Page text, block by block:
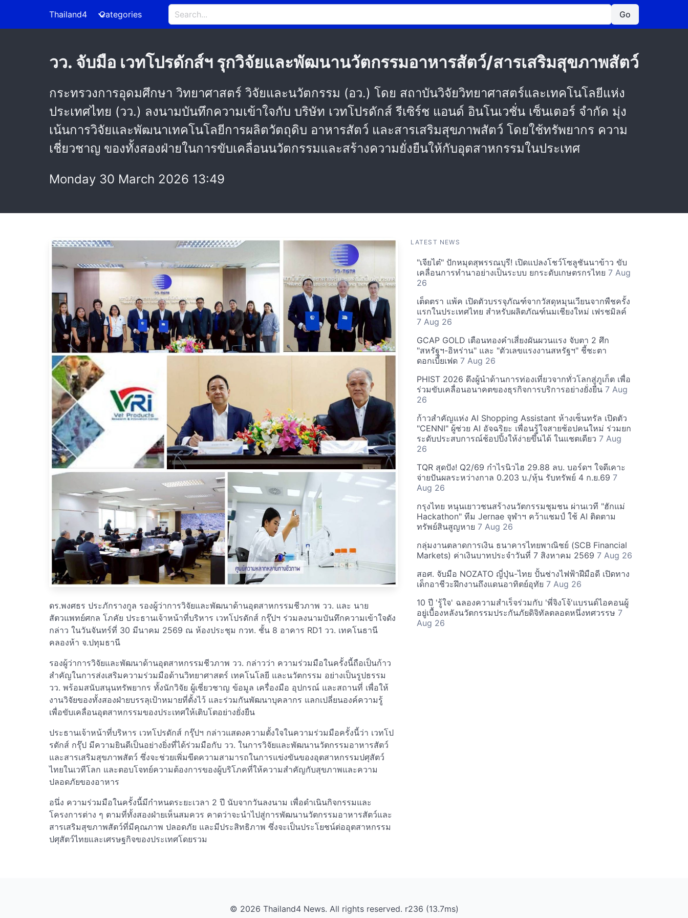
Thailand4 Categories Go
วว. จับมือ เวทโปรดักส์ฯ รุกวิจัยและพัฒนานวัตกรรมอาหารสัตว์/สารเสริมสุขภาพสัตว์
กระทรวงการอุดมศึกษา วิทยาศาสตร์ วิจัยและนวัตกรรม (อว.) โดย สถาบันวิจัยวิทยาศาสตร์และเทคโนโลยีแห่ง
ประเทศไทย (วว.) ลงนามบันทึกความเข้าใจกับ บริษัท เวทโปรดักส์ รีเซิร์ช แอนด์ อินโนเวชั่น เซ็นเตอร์ จำกัด มุ่ง
เน้นการวิจัยและพัฒนาเทคโนโลยีการผลิตวัตถุดิบ อาหารสัตว์ และสารเสริมสุขภาพสัตว์ โดยใช้ทรัพยากร ความ
เชี่ยวชาญ ของทั้งสองฝ่ายในการขับเคลื่อนนวัตกรรมและสร้างความยั่งยืนให้กับอุตสาหกรรมในประเทศ
Monday 30 March 2026 13:49
ดร.พงศธร ประภักรางกูล รองผู้ว่าการวิจัยและพัฒนาด้านอุตสาหกรรมชีวภาพ วว. และ นาย
สัตวแพทย์ศกล โภคัย ประธานเจ้าหน้าที่บริหาร เวทโปรดักส์ กรุ๊ปฯ ร่วมลงนามบันทึกความเข้าใจดัง
กล่าว ในวันจันทร์ที่ 30 มีนาคม 2569 ณ ห้องประชุม กวท. ชั้น 8 อาคาร RD1 วว. เทคโนธานี
คลองห้า จ.ปทุมธานี
รองผู้ว่าการวิจัยและพัฒนาด้านอุตสาหกรรมชีวภาพ วว. กล่าวว่า ความร่วมมือในครั้งนี้ถือเป็นก้าว
สำคัญในการส่งเสริมความร่วมมือด้านวิทยาศาสตร์ เทคโนโลยี และนวัตกรรม อย่างเป็นรูปธรรม
วว. พร้อมสนับสนุนทรัพยากร ทั้งนักวิจัย ผู้เชี่ยวชาญ ข้อมูล เครื่องมือ อุปกรณ์ และสถานที่ เพื่อให้
งานวิจัยของทั้งสองฝ่ายบรรลุเป้าหมายที่ตั้งไว้ และร่วมกันพัฒนาบุคลากร แลกเปลี่ยนองค์ความรู้
เพื่อขับเคลื่อนอุตสาหกรรมของประเทศให้เติบโตอย่างยั่งยืน
ประธานเจ้าหน้าที่บริหาร เวทโปรดักส์ กรุ๊ปฯ กล่าวแสดงความตั้งใจในความร่วมมือครั้งนี้ว่า เวทโป
รดักส์ กรุ๊ป มีความยินดีเป็นอย่างยิ่งที่ได้ร่วมมือกับ วว. ในการวิจัยและพัฒนานวัตกรรมอาหารสัตว์
และสารเสริมสุขภาพสัตว์ ซึ่งจะช่วยเพิ่มขีดความสามารถในการแข่งขันของอุตสาหกรรมปศุสัตว์
ไทยในเวทีโลก และตอบโจทย์ความต้องการของผู้บริโภคที่ให้ความสำคัญกับสุขภาพและความ
ปลอดภัยของอาหาร
อนึ่ง ความร่วมมือในครั้งนี้มีกำหนดระยะเวลา 2 ปี นับจากวันลงนาม เพื่อดำเนินกิจกรรมและ
โครงการต่าง ๆ ตามที่ทั้งสองฝ่ายเห็นสมควร คาดว่าจะนำไปสู่การพัฒนานวัตกรรมอาหารสัตว์และ
สารเสริมสุขภาพสัตว์ที่มีคุณภาพ ปลอดภัย และมีประสิทธิภาพ ซึ่งจะเป็นประโยชน์ต่ออุตสาหกรรม
ปศุสัตว์ไทยและเศรษฐกิจของประเทศโดยรวม
LATEST NEWS
"เจียไต๋" ปักหมุดสุพรรณบุรี! เปิดแปลงโชว์โซลูชันนาข้าว ขับ
เคลื่อนการทำนาอย่างเป็นระบบ ยกระดับเกษตรกรไทย 7 Aug
26
เต็ดตรา แพ้ค เปิดตัวบรรจุภัณฑ์จากวัสดุหมุนเวียนจากพืชครั้ง
แรกในประเทศไทย สำหรับผลิตภัณฑ์นมเชียงใหม่ เฟรชมิลค์
7 Aug 26
GCAP GOLD เตือนทองคำเสี่ยงผันผวนแรง จับตา 2 ศึก
"สหรัฐฯ-อิหร่าน" และ "ตัวเลขแรงงานสหรัฐฯ" ชี้ชะตา
ดอกเบี้ยเฟด 7 Aug 26
PHIST 2026 ดึงผู้นำด้านการท่องเที่ยวจากทั่วโลกสู่ภูเก็ต เพื่อ
ร่วมขับเคลื่อนอนาคตของธุรกิจการบริการอย่างยั่งยืน 7 Aug
26
ก้าวสำคัญแห่ง AI Shopping Assistant ห้างเซ็นทรัล เปิดตัว
"CENNI" ผู้ช่วย AI อัจฉริยะ เพื่อนรู้ใจสายช้อปคนใหม่ ร่วมยก
ระดับประสบการณ์ช้อปปิ้งให้ง่ายขึ้นได้ ในแชตเดียว 7 Aug
26
TQR สุดปัง! Q2/69 กำไรนิวไฮ 29.88 ลบ. บอร์ดฯ ใจดีเคาะ
จ่ายปันผลระหว่างกาล 0.203 บ./หุ้น รับทรัพย์ 4 ก.ย.69 7
Aug 26
กรุงไทย หนุนเยาวชนสร้างนวัตกรรมชุมชน ผ่านเวที "ฮักแม่
Hackathon" ทีม Jernae จุฬาฯ คว้าแชมป์ ใช้ AI ติดตาม
ทรัพย์สินสูญหาย 7 Aug 26
กลุ่มงานตลาดการเงิน ธนาคารไทยพาณิชย์ (SCB Financial
Markets) ค่าเงินบาทประจำวันที่ 7 สิงหาคม 2569 7 Aug 26
สอศ. จับมือ NOZATO ญี่ปุ่น-ไทย ปั้นช่างไฟฟ้าฝีมือดี เปิดทาง
เด็กอาชีวะฝึกงานถึงแดนอาทิตย์อุทัย 7 Aug 26
10 ปี 'รู้ใจ' ฉลองความสำเร็จร่วมกับ 'พี่จิงโจ้'แบรนด์ไอคอนผู้
อยู่เบื้องหลังนวัตกรรมประกันภัยดิจิทัลตลอดหนึ่งทศวรรษ 7
Aug 26
© 2026 Thailand4 News. All rights reserved. r236 (13.7ms)